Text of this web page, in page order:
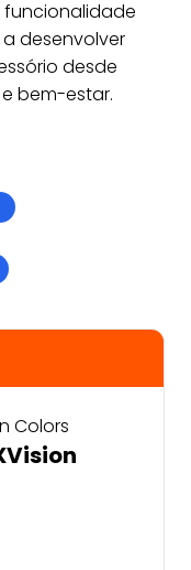
funcionalidade
desenvolver
desde
bem-estar.